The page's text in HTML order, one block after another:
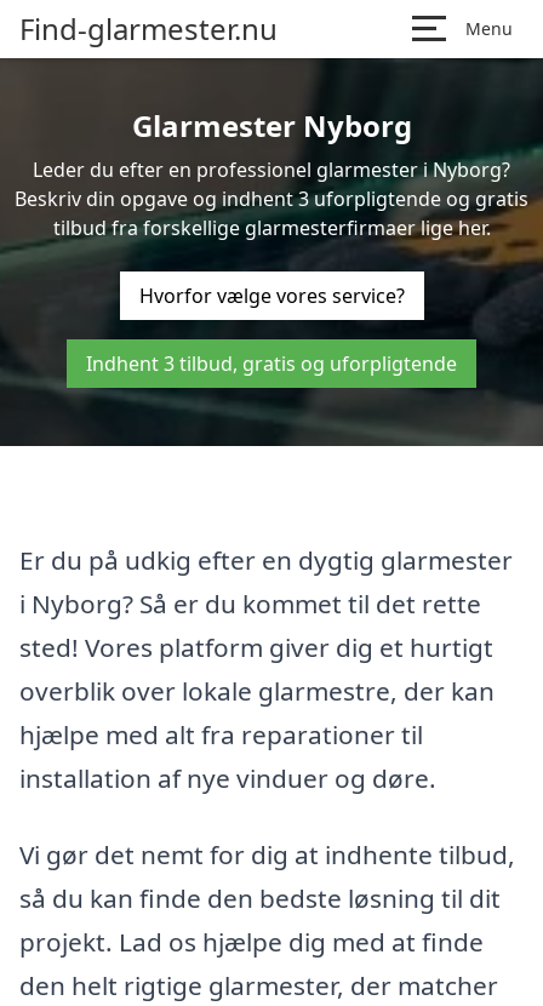
Find-glarmester.nu Menu
Glarmester Nyborg
Leder du efter en professionel glarmester i Nyborg?
Beskriv din opgave og indhent 3 uforpligtende og gratis
tilbud fra forskellige glarmesterfirmaer lige her.
Hvorfor vælge vores service?
Indhent 3 tilbud, gratis og uforpligtende
Er du på udkig efter en dygtig glarmester
i Nyborg? Så er du kommet til det rette
sted! Vores platform giver dig et hurtigt
overblik over lokale glarmestre, der kan
hjælpe med alt fra reparationer til
installation af nye vinduer og døre.
Vi gør det nemt for dig at indhente tilbud,
så du kan finde den bedste løsning til dit
projekt. Lad os hjælpe dig med at finde
den helt rigtige glarmester, der matcher